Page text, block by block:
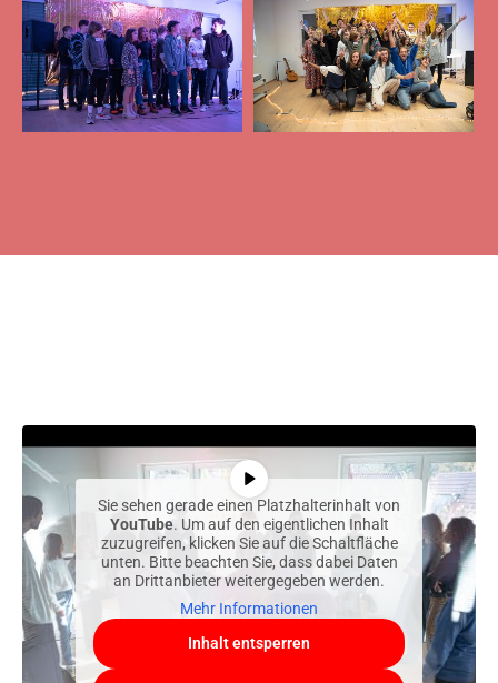
Sie sehen gerade einen Platzhalterinhalt von
YouTube. Um auf den eigentlichen Inhalt
zuzugreifen, klicken Sie auf die Schaltfläche
unten. Bitte beachten Sie, dass dabei Daten
an Drittanbieter weitergegeben werden.
Mehr Informationen
Inhalt entsperren